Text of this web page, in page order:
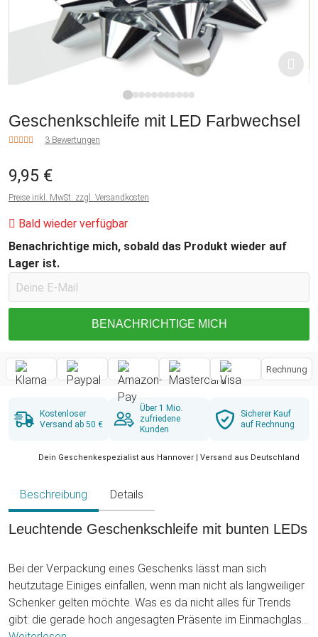
Geschenkschleife mit LED Farbwechsel
3 Bewertungen
9,95 €
Preise inkl. MwSt. zzgl. Versandkosten
Bald wieder verfügbar
Benachrichtige mich, sobald das Produkt wieder auf
Lager ist.
BENACHRICHTIGE MICH
Rechnung
Kostenloser
Versand ab 50 €
Über 1 Mio.
zufriedene
Kunden
Sicherer Kauf
auf Rechnung
Dein Geschenkespezialist aus Hannover | Versand aus Deutschland
Beschreibung Details
Leuchtende Geschenkschleife mit bunten LEDs
Bei der Verpackung eines Geschenks lässt man sich
heutzutage Einiges einfallen, wenn man nicht als langweiliger
Schenker gelten möchte. Was es da nicht alles für Trends
gibt: die gerade hoch angesagten Präsente im Einmachglas,